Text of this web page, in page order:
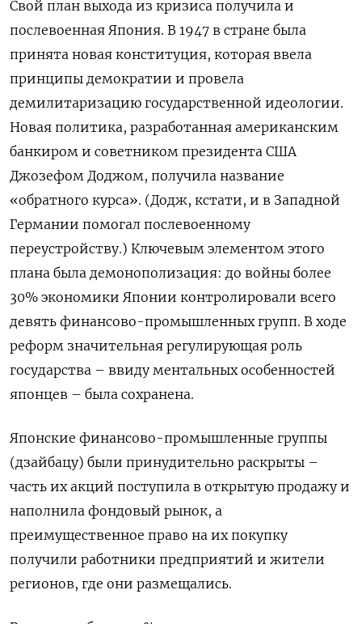
Свой план выхода из кризиса получила и
послевоенная Япония. В 1947 в стране была
принята новая конституция, которая ввела
принципы демократии и провела
демилитаризацию государственной идеологии.
Новая политика, разработанная американским
банкиром и советником президента США
Джозефом Доджом, получила название
«обратного курса». (Додж, кстати, и в Западной
Германии помогал послевоенному
переустройству.) Ключевым элементом этого
плана была демонополизация: до войны более
30% экономики Японии контролировали всего
девять финансово-промышленных групп. В ходе
реформ значительная регулирующая роль
государства – ввиду ментальных особенностей
японцев – была сохранена.
Японские финансово-промышленные группы
(дзайбацу) были принудительно раскрыты –
часть их акций поступила в открытую продажу и
наполнила фондовый рынок, а
преимущественное право на их покупку
получили работники предприятий и жители
регионов, где они размещались.